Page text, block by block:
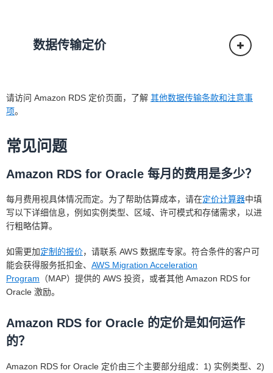
数据传输定价
请访问 Amazon RDS 定价页面，了解 其他数据传输条款和注意事
项。
常见问题
Amazon RDS for Oracle 每月的费用是多少？
每月费用视具体情况而定。为了帮助估算成本，请在定价计算器中填
写以下详细信息，例如实例类型、区域、许可模式和存储需求，以进
行粗略估算。
如需更加定制的报价，请联系 AWS 数据库专家。符合条件的客户可
能会获得服务抵扣金、 AWS Migration Acceleration
Program （MAP）提供的 AWS 投资，或者其他 Amazon RDS for
Oracle 激励。
Amazon RDS for Oracle 的定价是如何运作
的？
Amazon RDS for Oracle 定价由三个主要部分组成：1) 实例类型、2)